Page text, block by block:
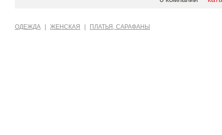
ОДЕЖДА ЖЕНСКАЯ ПЛАТЬЯ, САРАФАНЫ